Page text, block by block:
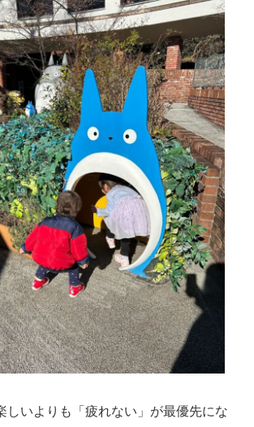
しいよりも「疲れない」が最優先にな